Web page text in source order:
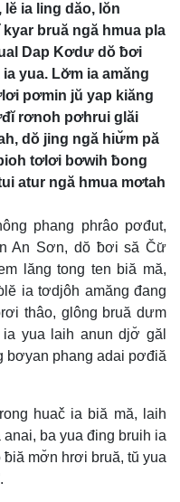
ia ling dăo, lŏn
bruă ngă hmua pla
Dap Kơdư dŏ ƀơi
yua. Lơ̆m ia amăng
pơmin jŭ yap kiăng
rơnoh pơhrui glăi
dŏ jing ngă hiư̆m pă
tơlơi bơwih ƀong
atur ngă hmua mơtah
phang phrâo pơđut,
An Sơn, dŏ ƀơi să Čư̆
lăng tong ten biă mă,
ia tơdjôh amăng đang
thâo, glông bruă dưm
yua laih anun djơ̆ găl
bơyan phang adai pơđiă
huač ia biă mă, laih
ba yua đing bruih ia
mơ̆n hrơi bruă, tŭ yua